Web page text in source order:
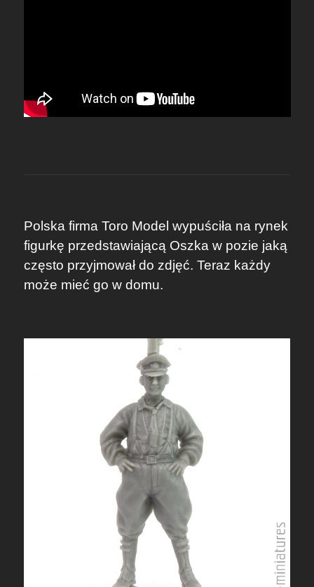
Polska firma Toro Model wypuściła na rynek
figurkę przedstawiającą Oszka w pozie jaką
często przyjmował do zdjęć. Teraz każdy
może mieć go w domu.